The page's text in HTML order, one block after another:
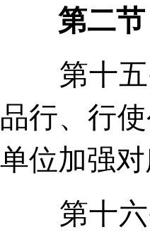
第二节
第十五
品行、行
单位加强
第十六